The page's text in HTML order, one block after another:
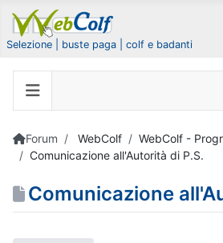
Selezione | buste paga | colf e badanti
Forum WebColf
WebColf -
Comunicazione all'Autorità di P.S.
Comunicazione